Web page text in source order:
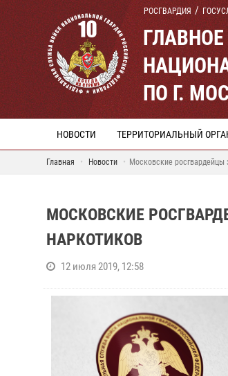
РОСГВАРДИЯ
ПО Г.
НОВОСТИ ТЕРРИТОРИАЛЬНЫЙ
Главная Новости Московские росгвардейцы
МОСКОВСКИЕ
НАРКОТИКОВ
12 июля 2019, 12:58